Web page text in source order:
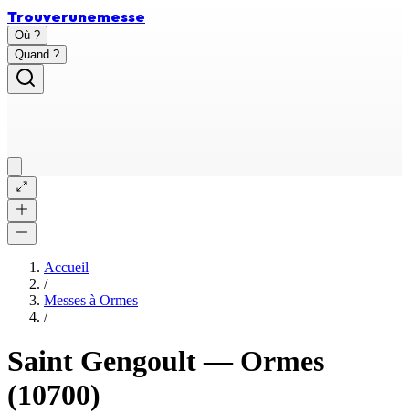
Trouverunemesse
Où ?
Quand ?
Accueil
/
Messes à Ormes
/
Saint Gengoult— Ormes
(10700)